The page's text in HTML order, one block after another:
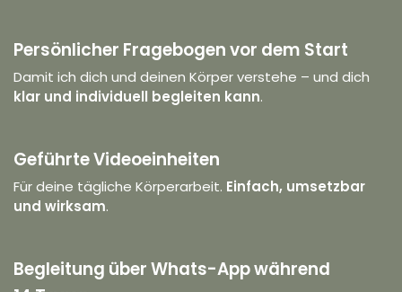
Persönlicher Fragebogen vor dem Start
Damit ich dich und deinen Körper verstehe – und dich
klar und individuell begleiten kann.
Geführte Videoeinheiten
Für deine tägliche Körperarbeit. Einfach, umsetzbar
und wirksam.
Begleitung über Whats-App während